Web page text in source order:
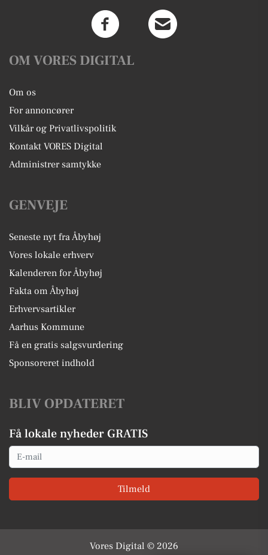
OM VORES DIGITAL
Om os
For annoncører
Vilkår og Privatlivspolitik
Kontakt VORES Digital
Administrer samtykke
GENVEJE
Seneste nyt fra Åbyhøj
Vores lokale erhverv
Kalenderen for Åbyhøj
Fakta om Åbyhøj
Erhvervsartikler
Aarhus Kommune
Få en gratis salgsvurdering
Sponsoreret indhold
BLIV OPDATERET
Få lokale nyheder GRATIS
Email
Tilmeld
Vores Digital © 2026